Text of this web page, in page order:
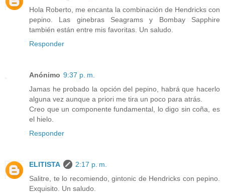
Hola Roberto, me encanta la combinación de Hendricks con
pepino. Las ginebras Seagrams y Bombay Sapphire
también están entre mis favoritas. Un saludo.
Responder
Anónimo 9:37 p. m.
Jamas he probado la opción del pepino, habrá que hacerlo
alguna vez aunque a priori me tira un poco para atrás.
Creo que un componente fundamental, lo digo sin coña, es
el hielo.
Responder
ELITISTA
2:17 p. m.
Salitre, te lo recomiendo, gintonic de Hendricks con pepino.
Exquisito. Un saludo.